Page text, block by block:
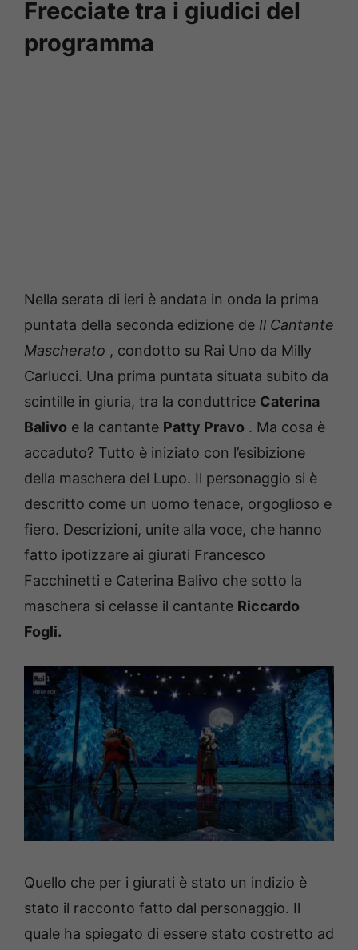
Frecciate tra i giudici del
programma
Nella serata di ieri è andata in onda la prima
puntata della seconda edizione de Il Cantante
Mascherato , condotto su Rai Uno da Milly
Carlucci. Una prima puntata situata subito da
scintille in giuria, tra la conduttrice Caterina
Balivo e la cantante Patty Pravo . Ma cosa è
accaduto? Tutto è iniziato con l’esibizione
della maschera del Lupo. Il personaggio si è
descritto come un uomo tenace, orgoglioso e
fiero. Descrizioni, unite alla voce, che hanno
fatto ipotizzare ai giurati Francesco
Facchinetti e Caterina Balivo che sotto la
maschera si celasse il cantante Riccardo
Fogli.
Quello che per i giurati è stato un indizio è
stato il racconto fatto dal personaggio. Il
quale ha spiegato di essere stato costretto ad